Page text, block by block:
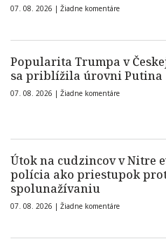
07. 08. 2026 | Žiadne komentáre
Popularita Trumpa v
sa priblížila úrovni Putina
07. 08. 2026 | Žiadne komentáre
Útok na cudzincov v Nitre
polícia ako priestupok
spolunažívaniu
07. 08. 2026 | Žiadne komentáre